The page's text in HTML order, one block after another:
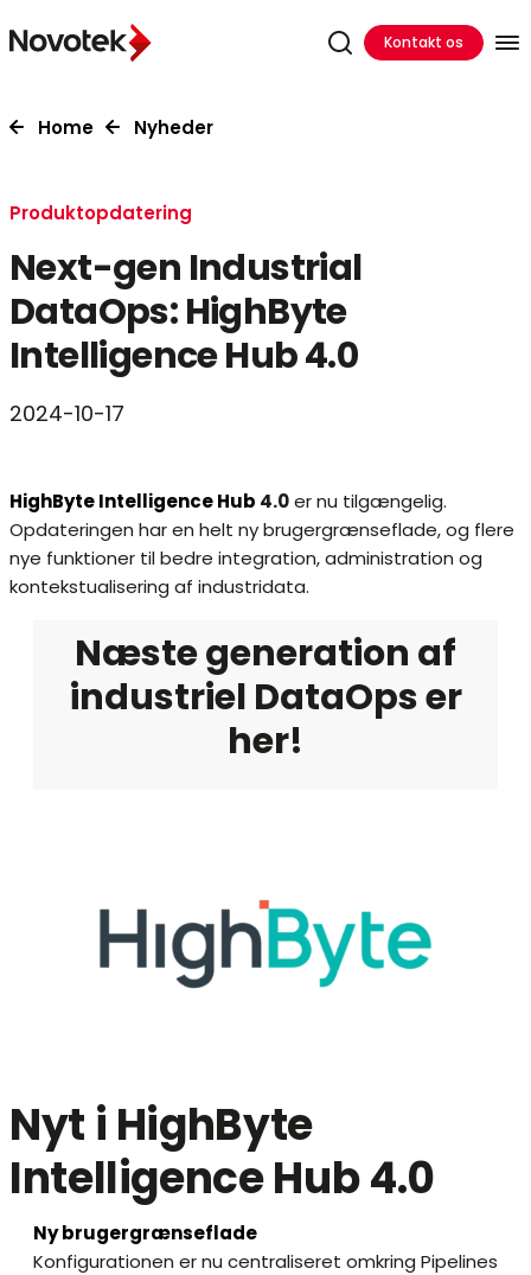
Kontakt os
Home Nyheder
Produktopdatering
Next-gen Industrial
DataOps: HighByte
Intelligence Hub 4.0
2024-10-17
HighByte Intelligence Hub 4.0er nu tilgængelig.
Opdateringen har en helt ny brugergrænseflade, og flere
nye funktioner til bedre integration, administration og
kontekstualisering af industridata.
Næste generation af
industriel DataOps er
her!
Nyt i HighByte
Intelligence Hub 4.0
Ny brugergrænseflade
Konfigurationen er nu centraliseret omkring Pipelines